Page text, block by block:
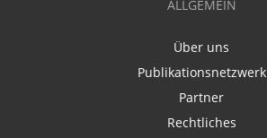
ALLGEMEIN
Über uns
Publikationsnetzwerk
Partner
Rechtliches